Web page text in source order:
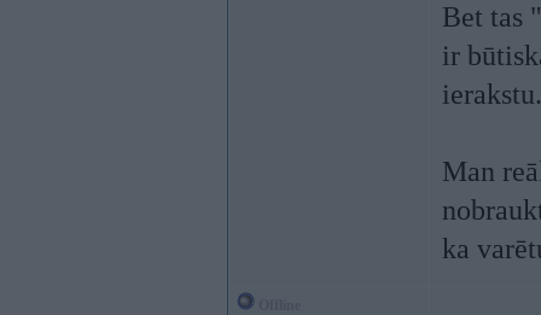
Bet tas
ir
ierakstu.
Man
ka